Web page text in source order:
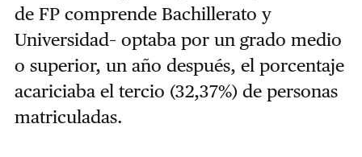
de FP comprende Bachillerato y
Universidad– optaba por un grado medio
o superior, un año después, el porcentaje
acariciaba el tercio (32,37%) de personas
matriculadas.